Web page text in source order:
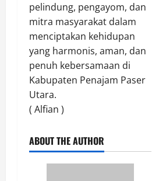
pelindung, pengayom, dan
mitra masyarakat dalam
menciptakan kehidupan
yang harmonis, aman, dan
penuh kebersamaan di
Kabupaten Penajam Paser
Utara.
( Alfian )
ABOUT THE AUTHOR